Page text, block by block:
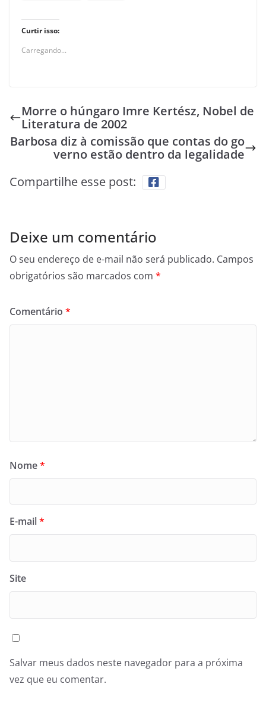
Curtir isso:
Carregando...
Morre o húngaro Imre Kertész, Nobel de
Literatura de 2002
Barbosa diz à comissão que contas do go
verno estão dentro da legalidade
Compartilhe esse post:
Deixe um comentário
O seu endereço de e-mail não será publicado. Campos
obrigatórios são marcados com *
Comentário *
Nome*
E-mail*
Site
Salvar meus dados neste navegador para a próxima
vez que eu comentar.